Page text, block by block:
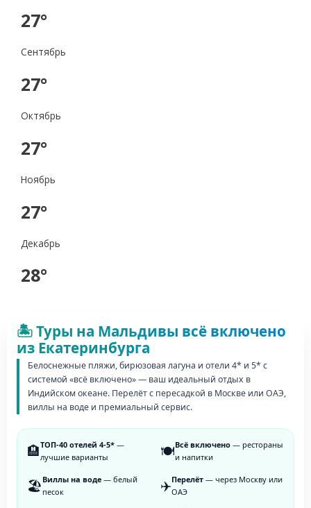
27°
Сентябрь
27°
Октябрь
27°
Ноябрь
27°
Декабрь
28°
🏝️ Туры на Мальдивы всё включено
из Екатеринбурга
Белоснежные пляжи, бирюзовая лагуна и отели 4* и 5* с
системой «всё включено» — ваш идеальный отдых в
Индийском океане. Перелёт с пересадкой в Москве или ОАЭ,
виллы на воде и премиальный сервис.
🏨ТОП-40 отелей 4-5* —
лучшие варианты
🍽️Всё включено — рестораны
и напитки
🏖️ Виллы на воде — белый
песок
✈️Перелёт — через Москву или
ОАЭ